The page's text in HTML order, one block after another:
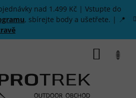
nad 1.499 Kč | Vstupte do
, sbírejte body a ušetřete. | 📍